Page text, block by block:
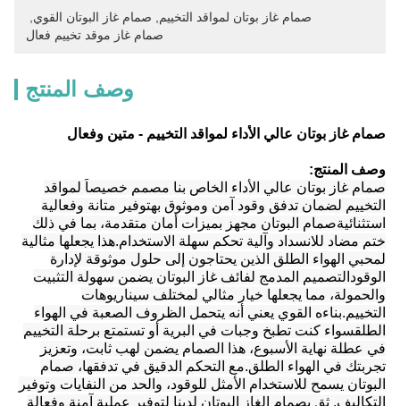
صمام غاز بوتان لمواقد التخييم
صمام غاز البوتان القوي
صمام غاز موقد تخييم فعال
وصف المنتج
صمام غاز بوتان عالي الأداء لمواقد التخييم - متين وفعال
وصف المنتج:
صمام غاز بوتان عالي الأداء الخاص بنا مصمم خصيصاً لمواقد
التخييم لضمان تدفق وقود آمن وموثوق بهتوفير متانة وفعالية
استثنائيةصمام البوتان مجهز بميزات أمان متقدمة، بما في ذلك
ختم مضاد للانسداد وآلية تحكم سهلة الاستخدام.هذا يجعلها مثالية
لمحبي الهواء الطلق الذين يحتاجون إلى حلول موثوقة لإدارة
الوقودالتصميم المدمج لفائف غاز البوتان يضمن سهولة التثبيت
والحمولة، مما يجعلها خيار مثالي لمختلف سيناريوهات
التخييم.بناءه القوي يعني أنه يتحمل الظروف الصعبة في الهواء
الطلقسواء كنت تطبخ وجبات في البرية أو تستمتع برحلة التخييم
في عطلة نهاية الأسبوع، هذا الصمام يضمن لهب ثابت، وتعزيز
تجربتك في الهواء الطلق.مع التحكم الدقيق في تدفقها، صمام
البوتان يسمح للاستخدام الأمثل للوقود، والحد من النفايات وتوفير
التكاليف. ثق بصمام الغاز البوتان لدينا لتوفير عملية آمنة وفعالة